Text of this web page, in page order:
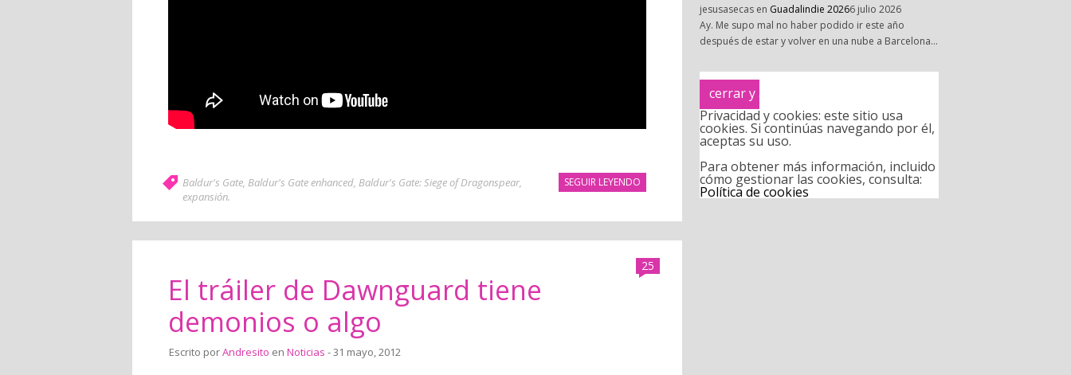
SEGUIR LEYENDO
Baldur's Gate, Baldur's Gate enhanced, Baldur's Gate: Siege of Dragonspear,
expansión.
25
El tráiler de Dawnguard tiene
demonios o algo
Escrito porAndresito en Noticias - 31 mayo, 2012
jesusasecas en Guadalindie 20266 julio 2026
Ay. Me supo mal no haber podido ir este año
después de estar y volver en una nube a Barcelona…
Privacidad y cookies: este sitio usa
cookies. Si continúas navegando por él,
aceptas su uso.
Para obtener más información, incluido
cómo gestionar las cookies, consulta:
Política de cookies